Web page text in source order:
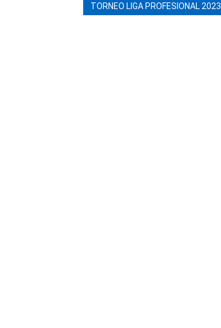
TORNEO LIGA PROFESIONAL 2023